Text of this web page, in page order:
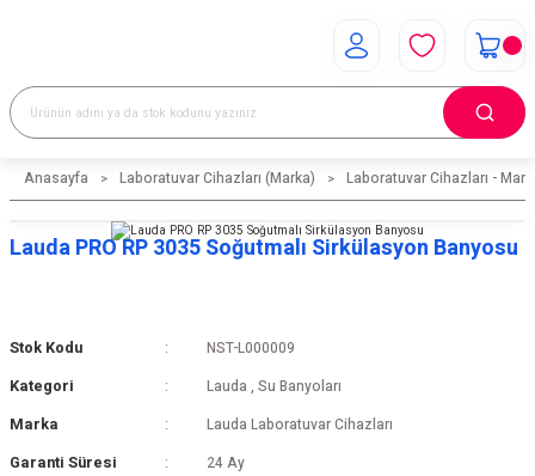
Anasayfa Laboratuvar Cihazları (Marka) Laboratuvar Cihazları -
Lauda PRO RP 3035 Soğutmalı Sirkülasyon Banyosu
Stok Kodu NST-L000009
Kategori Lauda , Su Banyoları
Marka Lauda Laboratuvar Cihazları
Garanti Süresi 24 Ay